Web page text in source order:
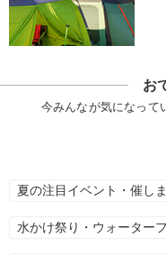
お
今みんなが気になって
夏の注目イベント・催し
水かけ祭り・ウォーター